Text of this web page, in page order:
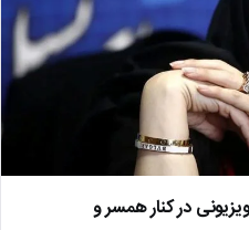
در کنار همسر و